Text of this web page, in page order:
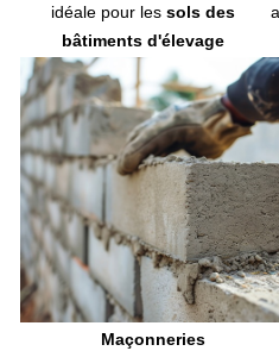
Huile spécifique et Ad-Blue
Liquide de refroidissement
Graisse mécanique
Filtre agricole
Filtre à huile moteur
Filtre à gazole, essence
Filtre à air
Filtre hydraulique
Filtre spécifique
Transmission, attelage
Barre d'attelage
Barre 3ème point hydraulique
Barre 3ème point mécanique
Transmission à cardan
idéale pour les sols des
bâtiments d'élevage
Maçonneries